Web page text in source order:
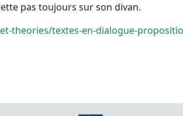
pas toujours sur son divan.
theories/textes-en-dialogue-